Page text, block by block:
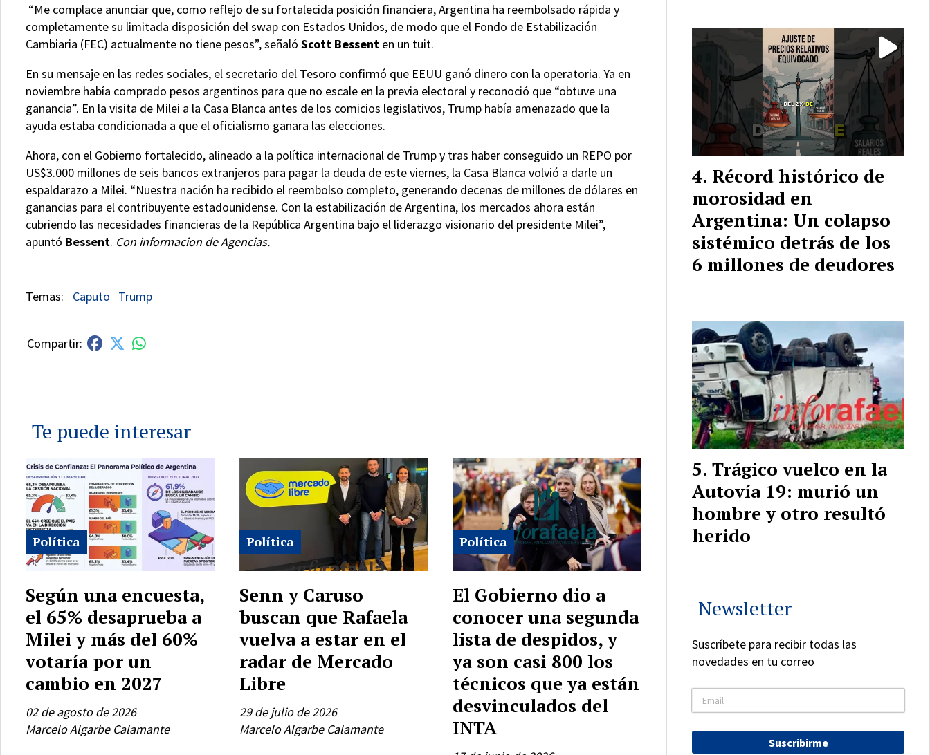
“Me complace anunciar que, como reflejo de su fortalecida posición financiera, Argentina ha reembolsado rápida y
completamente su limitada disposición del swap con Estados Unidos, de modo que el Fondo de Estabilización
Cambiaria (FEC) actualmente no tiene pesos”, señaló Scott Bessent en un tuit.
En su mensaje en las redes sociales, el secretario del Tesoro confirmó que EEUU ganó dinero con la operatoria. Ya en
noviembre había comprado pesos argentinos para que no escale en la previa electoral y reconoció que “obtuve una
ganancia”. En la visita de Milei a la Casa Blanca antes de los comicios legislativos, Trump había amenazado que la
ayuda estaba condicionada a que el oficialismo ganara las elecciones.
Ahora, con el Gobierno fortalecido, alineado a la política internacional de Trump y tras haber conseguido un REPO por
US$3.000 millones de seis bancos extranjeros para pagar la deuda de este viernes, la Casa Blanca volvió a darle un
espaldarazo a Milei. “Nuestra nación ha recibido el reembolso completo, generando decenas de millones de dólares en
ganancias para el contribuyente estadounidense. Con la estabilización de Argentina, los mercados ahora están
cubriendo las necesidades financieras de la República Argentina bajo el liderazgo visionario del presidente Milei”,
apuntó Bessent. Con informacion de Agencias.
Caputo Trump
Te puede interesar
Según una encuesta,
el 65% desaprueba a
Milei y más del 60%
votaría por un
cambio en 2027
Marcelo Algarbe Calamante
Política
02 de agosto de 2026
Senn y Caruso
buscan que Rafaela
vuelva a estar en el
radar de Mercado
Libre
Marcelo Algarbe Calamante
Política
29 de julio de 2026
El Gobierno dio a
conocer una segunda
lista de despidos, y
ya son casi 800 los
técnicos que ya están
desvinculados del
INTA
Política
Récord histórico de
morosidad en
Argentina: Un colapso
sistémico detrás de los
6 millones de deudores
Trágico vuelco en la
Autovía 19: murió un
hombre y otro resultó
herido
Newsletter
Suscríbete para recibir todas las
novedades en tu correo
Suscribirme